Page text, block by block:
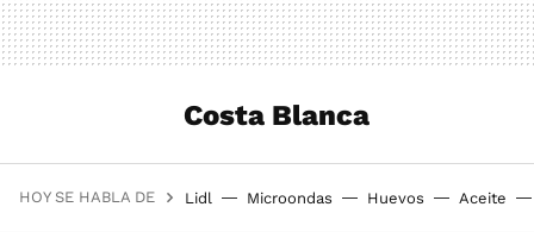
Costa Blanca
HOY SE HABLA DE Lidl Microondas Huevos Aceite